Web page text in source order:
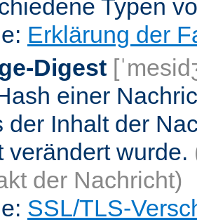
Typen
Erklärung der
Digest
einer
der Inhalt der
verändert wurde.
der Nachricht)
SSL/TLS-